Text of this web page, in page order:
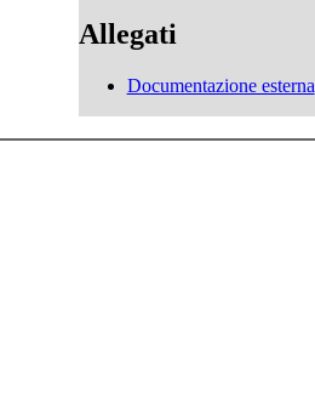
Allegati
Documentazione esterna